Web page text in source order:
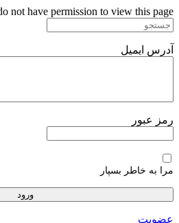
پرش
به
not have permission to view this page.
آدرس ایمیل
رمز عبور
مرا به خاطر بسپار
عضویت